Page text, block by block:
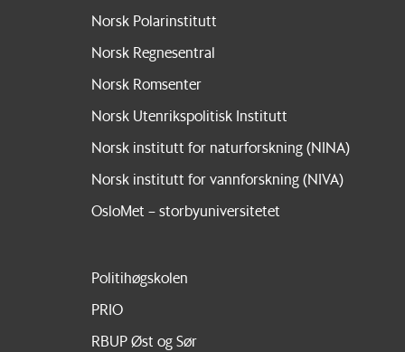
Norsk Polarinstitutt
Norsk Regnesentral
Norsk Romsenter
Norsk Utenrikspolitisk Institutt
Norsk institutt for naturforskning (NINA)
Norsk institutt for vannforskning (NIVA)
OsloMet – storbyuniversitetet
Politihøgskolen
PRIO
RBUP Øst og Sør